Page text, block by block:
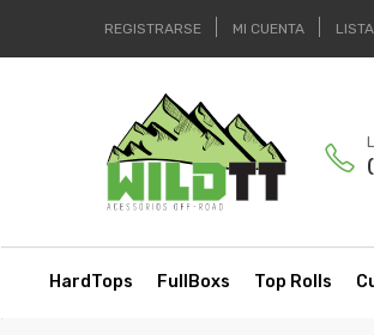
REGISTRARSE MI CUENTA
HardTops FullBoxs Top Rolls